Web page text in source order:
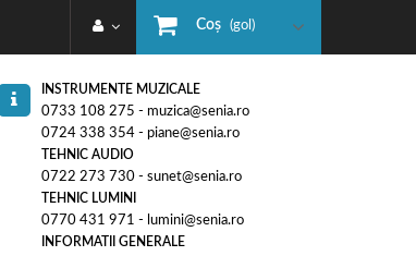
Coş (gol)
INSTRUMENTE MUZICALE
0733 108 275 - muzica@senia.ro
0724 338 354 - piane@senia.ro
TEHNIC AUDIO
0722 273 730 - sunet@senia.ro
TEHNIC LUMINI
0770 431 971 - lumini@senia.ro
INFORMATII GENERALE